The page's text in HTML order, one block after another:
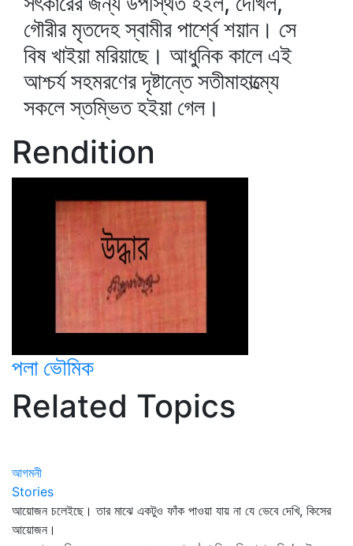
গৌরীর মৃতদেহ স্বামীর পার্শ্বে শয়ান। সে
বিষ খাইয়া মরিয়াছে। আধুনিক কালে এই
আশ্চর্য সহমরণের দৃষ্টান্তে সতীমাহাত্ম্যে
সকলে স্তম্ভিত হইয়া গেল।
Rendition
পলা ভৌমিক
Related Topics
আগমনী
Stories
আয়োজন চলেইছে। তার মাঝে একটুও ফাঁক পাওয়া যায় না যে ভেবে দেখি, কিসের
আয়োজন।